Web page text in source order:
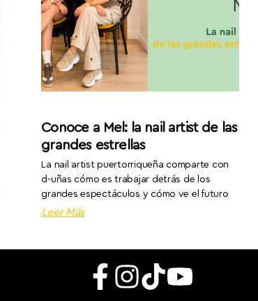
Conoce a Mel: la nail artist de las
grandes estrellas
La nail artist puertorriqueña comparte con
d-uñas cómo es trabajar detrás de los
grandes espectáculos y cómo ve el futuro
Leer Más